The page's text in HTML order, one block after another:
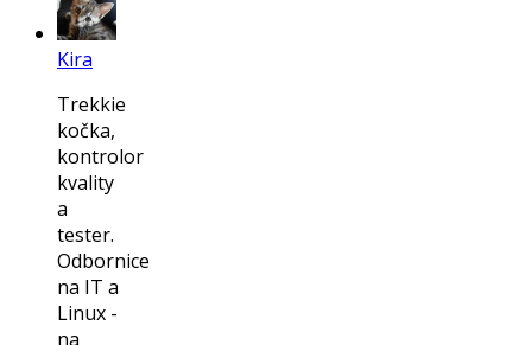
Kira
Trekkie
kočka,
kontrolor
kvality
a
tester.
Odbornice
na IT a
Linux -
na